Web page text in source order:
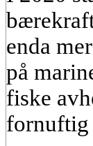
enda
på
fiske
fornuftig